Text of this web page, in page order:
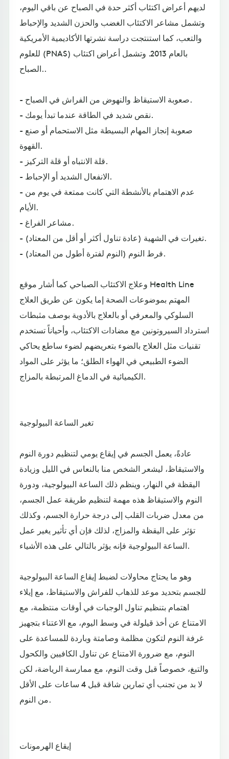
لديهم أعراض اكتئاب أكثر حدة في الصباح عن باقي اليوم،
وتشمل مشاعر الاكتئاب الغضب والحزن الشديد والإحباط
والتعب، كما استنتجت دراسة نشرتها الأكاديمية الأمريكية
للعلوم (PNAS) بالعام 2013. وتشمل أعراض اكتئاب
الصباح..
- صعوبة الاستيقاظ والنهوض من الفراش في الصباح.
- نقص شديد في الطاقة عندما تبدأ يومك.
- صعوبة إنجاز المهام البسيطة مثل الاستحمام أو صنع
القهوة.
- قلة الانتباه أو قلة التركيز.
- الانفعال الشديد أو الإحباط.
- عدم الاهتمام بالأنشطة التي كانت ممتعة في يوم من
الأيام.
- مشاعر الفراغ.
- تغيرات في الشهية (عادة تناول أكثر أو أقل من المعتاد).
- فرط النوم (النوم لفترة أطول من المعتاد).
وعلاج الاكتئاب الصباحي كما أشار موقع Health Line
المهتم بموضوعات الصحة إما يكون عن طريق العلاج
السلوكي والمعرفي أو بالعلاج بالأدوية بوصف مثبطات
استرداد السيروتونين مع مضادات الاكتئاب، وأحياناً تستخدم
تقنيات مثل العلاج بالضوء بتعريضهم لضوء ساطع يحاكي
الضوء الطبيعي في الهواء الطلق؛ ما يؤثر على المواد
الكيميائية في الدماغ المرتبطة بالمزاج.
تغير الساعة البيولوجية
عادةً، يعمل الجسم في إيقاع يومي لتنظيم دورة النوم
والاستيقاظ، ليشعر الشخص منا بالنعاس في الليل وزيادة
اليقظة في النهار، وينظم ذلك الساعة البيولوجية، ودورة
النوم والاستيقاظ هذه مهمة لتنظيم طريقة عمل الجسم،
من معدل ضربات القلب إلى درجة حرارة الجسم، وكذلك
تؤثر على اليقظة والمزاج، لذلك فإن أي تأثير يغير عمل
الساعة البيولوجية فإنه يؤثر بالتالي على هذه الأشياء.
وهو ما يحتاج محاولات لضبط إيقاع الساعة البيولوجية
للجسم بتحديد موعد للذهاب للفراش والاستيقاظ، مع إيلاء
اهتمام بتنظيم تناول الوجبات في أوقات منتظمة، مع
الامتناع عن أخذ قيلولة في وسط اليوم، مع الاعتناء بتجهيز
غرفة النوم لتكون مظلمة وصامتة وباردة للمساعدة على
النوم، مع ضرورة الامتناع عن تناول الكافيين والكحول
والتبغ، خصوصاً قبل وقت النوم، مع ممارسة الرياضة، لكن
لا بد من تجنب أي تمارين شاقة قبل 4 ساعات على الأقل
من النوم.
إيقاع الهرمونات